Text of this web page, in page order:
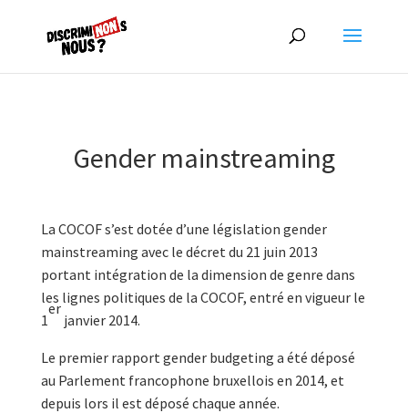
Gender mainstreaming
La COCOF s’est dotée d’une législation gender
mainstreaming avec le décret du 21 juin 2013
portant intégration de la dimension de genre dans
les lignes politiques de la COCOF, entré en vigueur le
1
er
janvier 2014.
Le premier rapport gender budgeting a été déposé
au Parlement francophone bruxellois en 2014, et
depuis lors il est déposé chaque année.